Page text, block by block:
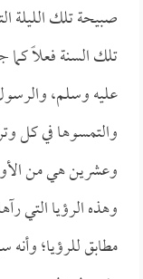
صبيحة تلك
تلك السنة فعلاً
عليه وسلم،
والتمسوها في كل
وعشرين هي من
وهذه الرؤيا التي
مطابق للرؤيا؛